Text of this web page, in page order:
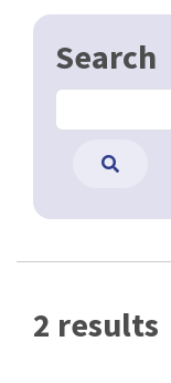
Search
2 results